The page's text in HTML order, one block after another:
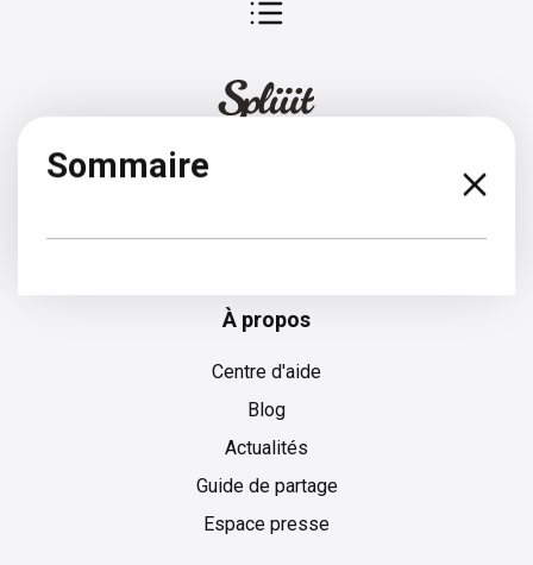
Sommaire
À propos
Centre d'aide
Blog
Actualités
Guide de partage
Espace presse